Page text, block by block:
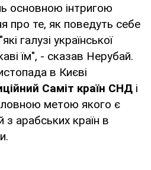
основною інтригою
про те, як поведуть себе
галузі української
їм", - сказав Нерубай.
в Києві
Саміт країн СНД і
метою якого є
з арабських країн в